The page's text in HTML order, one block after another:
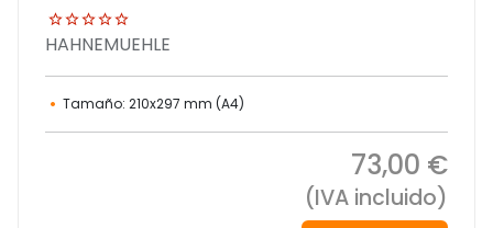
HAHNEMUEHLE
Tamaño: 210x297 mm (A4)
73,00 €
(IVA incluido)